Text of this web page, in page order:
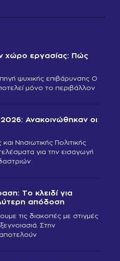
χώρο εργασίας: Πώς
ψυχικής επιβάρυνσης Ο
μόνο το περιβάλλον
Ανακοινώθηκαν οι
Νησιωτικής Πολιτικής
για την εισαγωγή
Το κλειδί για
απόδοση
τις διακοπές με στιγμές
Στην